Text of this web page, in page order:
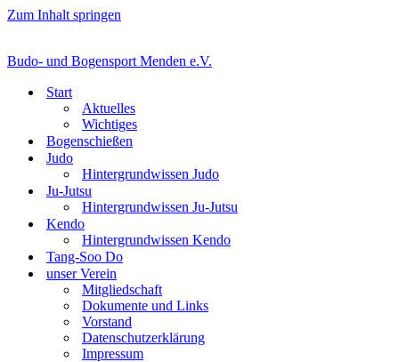
Zum Inhalt springen
Budo- und Bogensport Menden e.V.
Start
Aktuelles
Wichtiges
Bogenschießen
Judo
Hintergrundwissen Judo
Ju-Jutsu
Hintergrundwissen Ju-Jutsu
Kendo
Hintergrundwissen Kendo
Tang-Soo Do
unser Verein
Mitgliedschaft
Dokumente und Links
Vorstand
Datenschutzerklärung
Impressum